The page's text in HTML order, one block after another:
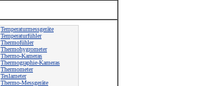
Temperaturmessgeräte
Temperaturfühler
Thermofühler
Thermohygrometer
Thermo-Kameras
Thermographie-Kameras
Thermometer
Teslameter
Thermo-Messgeräte